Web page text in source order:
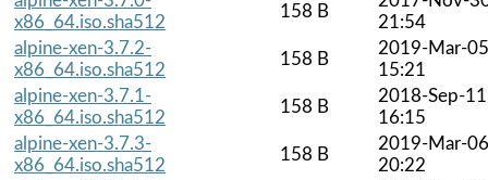
x86_64.iso.sha512
158 B
21:54
alpine-xen-3.7.2-
x86_64.iso.sha512
158 B
2019-Mar-05
15:21
alpine-xen-3.7.1-
x86_64.iso.sha512
158 B
2018-Sep-11
16:15
alpine-xen-3.7.3-
x86_64.iso.sha512
158 B
2019-Mar-06
20:22